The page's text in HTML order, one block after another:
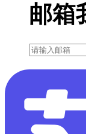
邮箱